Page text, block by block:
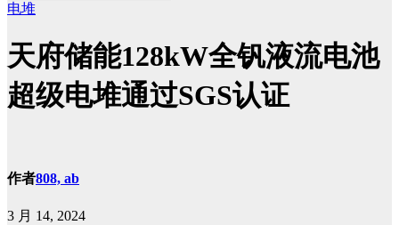
电堆
天府储能128kW全钒液流电池
超级电堆通过SGS认证
作者808, ab
3 月 14, 2024